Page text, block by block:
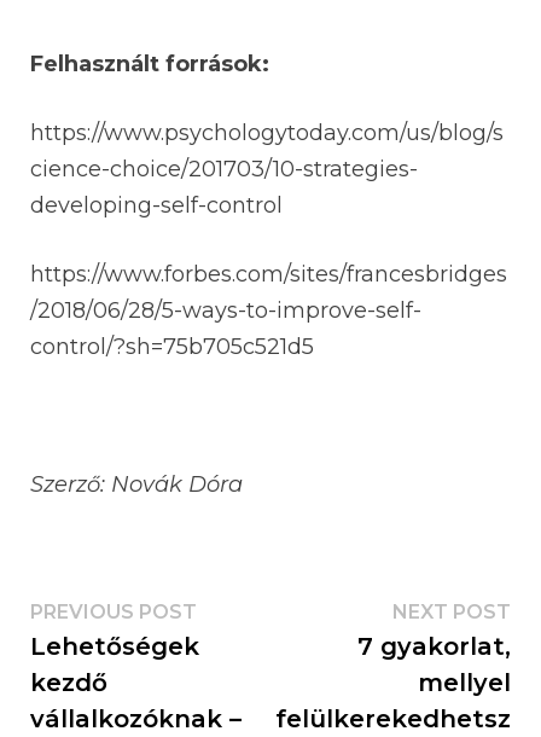
Felhasznált források:
https://www.psychologytoday.com/us/blog/s
cience-choice/201703/10-strategies-
developing-self-control
https://www.forbes.com/sites/francesbridges
/2018/06/28/5-ways-to-improve-self-
control/?sh=75b705c521d5
Szerző: Novák Dóra
PREVIOUS POST
Lehetőségek
kezdő
vállalkozóknak –
NEXT POST
7 gyakorlat,
mellyel
felülkerekedhetsz